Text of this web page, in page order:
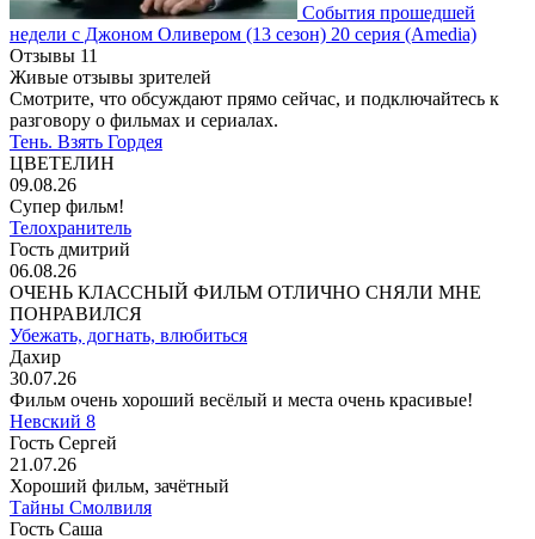
События прошедшей
недели с Джоном Оливером (13 сезон) 20 серия (Amedia)
Отзывы 11
Живые отзывы зрителей
Смотрите, что обсуждают прямо сейчас, и подключайтесь к
разговору о фильмах и сериалах.
Тень. Взять Гордея
ЦВЕТЕЛИН
09.08.26
Супер фильм!
Телохранитель
Гость дмитрий
06.08.26
ОЧЕНЬ КЛАССНЫЙ ФИЛЬМ ОТЛИЧНО СНЯЛИ МНЕ
ПОНРАВИЛСЯ
Убежать, догнать, влюбиться
Дахир
30.07.26
Фильм очень хороший весёлый и места очень красивые!
Невский 8
Гость Сергей
21.07.26
Хороший фильм, зачётный
Тайны Смолвиля
Гость Саша